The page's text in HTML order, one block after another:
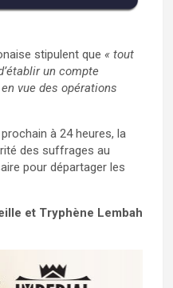
stipulent que « tout
un compte
vue des opérations
à 24 heures, la
des suffrages au
pour départager les
et Tryphène Lembah